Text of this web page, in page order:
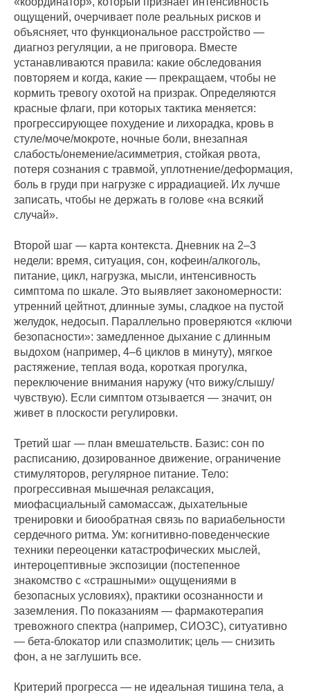
ощущений, очерчивает поле реальных рисков и
объясняет, что функциональное расстройство —
диагноз регуляции, а не приговора. Вместе
устанавливаются правила: какие обследования
повторяем и когда, какие — прекращаем, чтобы не
кормить тревогу охотой на призрак. Определяются
красные флаги, при которых тактика меняется:
прогрессирующее похудение и лихорадка, кровь в
стуле/моче/мокроте, ночные боли, внезапная
слабость/онемение/асимметрия, стойкая рвота,
потеря сознания с травмой, уплотнение/деформация,
боль в груди при нагрузке с иррадиацией. Их лучше
записать, чтобы не держать в голове «на всякий
случай».
Второй шаг — карта контекста. Дневник на 2–3
недели: время, ситуация, сон, кофеин/алкоголь,
питание, цикл, нагрузка, мысли, интенсивность
симптома по шкале. Это выявляет закономерности:
утренний цейтнот, длинные зумы, сладкое на пустой
желудок, недосып. Параллельно проверяются «ключи
безопасности»: замедленное дыхание с длинным
выдохом (например, 4–6 циклов в минуту), мягкое
растяжение, теплая вода, короткая прогулка,
переключение внимания наружу (что вижу/слышу/
чувствую). Если симптом отзывается — значит, он
живет в плоскости регулировки.
Третий шаг — план вмешательств. Базис: сон по
расписанию, дозированное движение, ограничение
стимуляторов, регулярное питание. Тело:
прогрессивная мышечная релаксация,
миофасциальный самомассаж, дыхательные
тренировки и биообратная связь по вариабельности
сердечного ритма. Ум: когнитивно-поведенческие
техники переоценки катастрофических мыслей,
интероцептивные экспозиции (постепенное
знакомство с «страшными» ощущениями в
безопасных условиях), практики осознанности и
заземления. По показаниям — фармакотерапия
тревожного спектра (например, СИОЗС), ситуативно
— бета-блокатор или спазмолитик; цель — снизить
фон, а не заглушить все.
Критерий прогресса — не идеальная тишина тела, а